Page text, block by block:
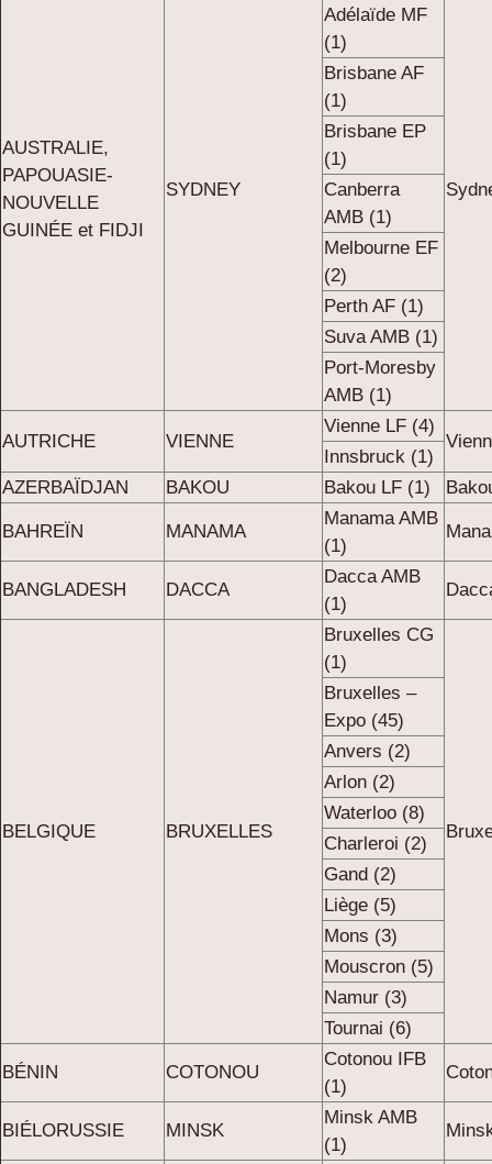
AUSTRALIE,
PAPOUASIE-
NOUVELLE
GUINÉE et FIDJI
SYDNEY
Adélaïde MF
(1)
Brisbane AF
(1)
Brisbane EP
(1)
Canberra
AMB (1)
Melbourne EF
(2)
Perth AF (1)
Suva AMB (1)
Port-Moresby
AMB (1)
AUTRICHE VIENNE
Vienne LF (4)
Innsbruck (1)
AZERBAÏDJAN
BAKOU Bakou LF (1)
BAHREÏN MANAMA
Manama AMB
(1)
BANGLADESH DACCA
Dacca AMB
(1)
BELGIQUE BRUXELLES
Bruxelles CG
(1)
Bruxelles –
Expo (45)
Anvers (2)
Arlon (2)
Waterloo (8)
Charleroi (2)
Gand (2)
Liège (5)
Mons (3)
Mouscron (5)
Namur (3)
Tournai (6)
BÉNIN COTONOU
Cotonou IFB
(1)
BIÉLORUSSIE MINSK
Minsk AMB
(1)